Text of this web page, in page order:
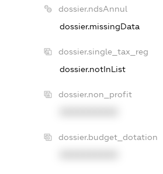
dossier.ndsAnnul
dossier.missingData
dossier.single_tax_reg
dossier.notInList
dossier.non_profit
dossier.budget_dotation